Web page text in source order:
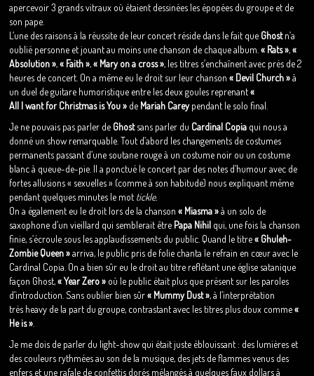
apercevoir 3 grands vitraux où étaient dessinées les épopées du groupe et de
son pape.
L’une des raisons à la réussite de leur concert réside dans le fait que Ghostn’a
oublié personne et jouant au moins une chanson de chaque album.« Rats »,«
Absolution »,« Faith »,« Mary on a cross », les titres s’enchaînent avec près de 2
heures de concert. On a même eu le droit sur leur chanson« Devil Church »à
un duel de guitare humoristique entre les deux goules reprenant«
All I want for Christmas is You » de Mariah Careypendant le solo final.
Je ne pouvais pas parler de Ghostsans parler du Cardinal Copia qui nous a
donné un show remarquable. Tout d’abord les changements de costumes
permanents passant d’une soutane rouge à un costume noir ou un costume
blanc à queue-de-pie. Il a ponctué le concert par des notes d’humour avec de
fortes allusions « sexuelles » (comme à son habitude) nous expliquant même
pendant quelques minutes le mot tickle.
On a également eu le droit lors de la chanson« Miasma »à un solo de
saxophone d’un vieillard qui semblerait être Papa Nihil qui, une fois la chanson
finie, s’écroule sous les applaudissements du public. Quand le titre« Ghuleh-
Zombie Queen »arriva, le public pris de folie chanta le refrain en cœur avec le
Cardinal Copia. On a bien sûr eu le droit au titre reflétant une église satanique
façon Ghost,« Year Zero » où le public était plus que présent sur les paroles
d’introduction. Sans oublier bien sûr« Mummy Dust », à l’interprétation
très heavy de la part du groupe, contrastant avec les titres plus doux comme«
He is »
Je me dois de parler du light-show qui était juste éblouissant : des lumières et
des couleurs rythmées au son de la musique, des jets de flammes venus des
enfers et une rafale de confettis dorés mélangés à quelques faux dollars à